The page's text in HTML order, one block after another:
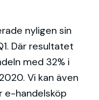
nyligen sin
Där resultatet
med 32% i
Vi kan även
e-handelsköp